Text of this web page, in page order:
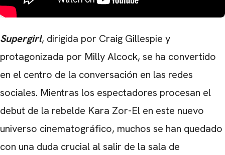
Supergirl, dirigida por Craig Gillespie y
protagonizada por Milly Alcock, se ha convertido
en el centro de la conversación en las redes
sociales. Mientras los espectadores procesan el
debut de la rebelde Kara Zor-El en este nuevo
universo cinematográfico, muchos se han quedado
con una duda crucial al salir de la sala de